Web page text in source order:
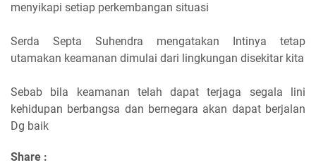
menyikapi setiap perkembangan situasi
Serda Septa Suhendra mengatakan Intinya tetap
utamakan keamanan dimulai dari lingkungan disekitar kita
Sebab bila keamanan telah dapat terjaga segala lini
kehidupan berbangsa dan bernegara akan dapat berjalan
Dg baik
Share :